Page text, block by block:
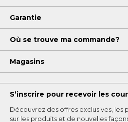
Garantie
Où se trouve ma commande?
Magasins
S’inscrire pour recevoir les
Découvrez des offres exclusives, les
sur les produits et de nouvelles